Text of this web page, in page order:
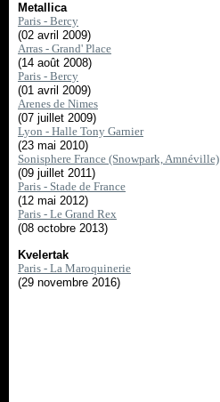
Metallica
Paris - Bercy
(02 avril 2009)
Arras - Grand' Place
(14 août 2008)
Paris - Bercy
(01 avril 2009)
Arenes de Nimes
(07 juillet 2009)
Lyon - Halle Tony Garnier
(23 mai 2010)
Sonisphere France (Snowpark, Amnéville)
(09 juillet 2011)
Paris - Stade de France
(12 mai 2012)
Paris - Le Grand Rex
(08 octobre 2013)
Kvelertak
Paris - La Maroquinerie
(29 novembre 2016)